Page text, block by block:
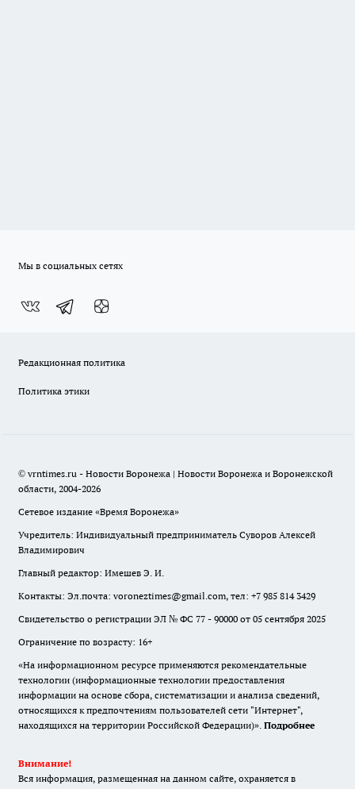
Мы в социальных сетях
Редакционная политика
Политика этики
© vrntimes.ru - Новости Воронежа | Новости Воронежа и Воронежской
области, 2004-2026
Сетевое издание «Время Воронежа»
Учредитель: Индивидуальный предприниматель Суворов Алексей
Владимирович
Главный редактор: Имешев Э. И.
Контакты: Эл.почта: voroneztimes@gmail.com, тел: +7 985 814 3429
Свидетельство о регистрации ЭЛ № ФС 77 - 90000 от 05 сентября 2025
Ограничение по возрасту: 16+
«На информационном ресурсе применяются рекомендательные
технологии (информационные технологии предоставления
информации на основе сбора, систематизации и анализа сведений,
относящихся к предпочтениям пользователей сети "Интернет",
находящихся на территории Российской Федерации)». Подробнее
Внимание!
Вся информация, размещенная на данном сайте, охраняется в